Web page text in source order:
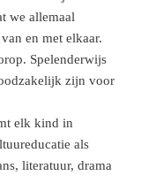
we allemaal
en met elkaar.
Spelenderwijs
zijn voor
elk kind in
als
literatuur, drama